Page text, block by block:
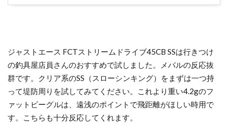
ジャストエース FCTストリームドライブ45CB SSは行きつけ
の釣具屋店員さんのおすすめで試しました。メバルの反応抜
群です。クリア系のSS（スローシンキング）をまずは一つ持
って堤防周りを試してみてください。これより重い4.2gのフ
ァットビーグルは、遠浅のポイントで飛距離がほしい時用で
す。こちらも十分反応してくれます。